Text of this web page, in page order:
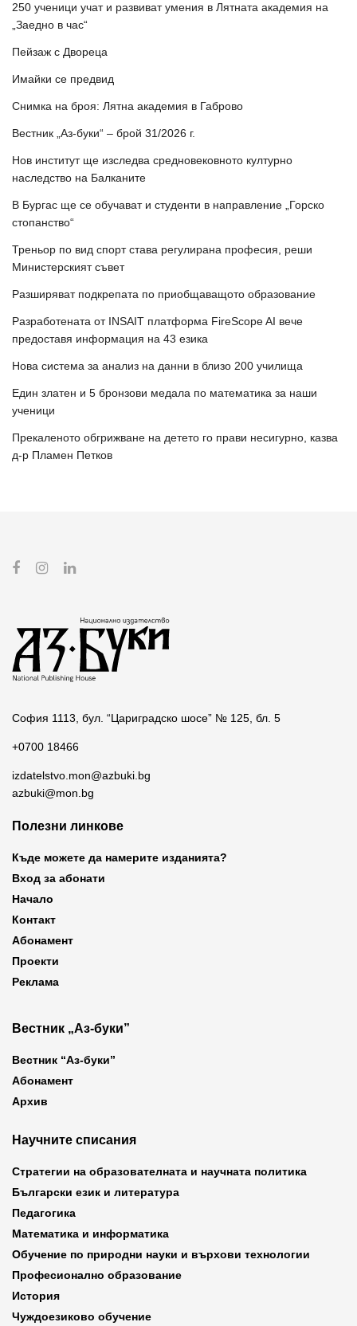
250 ученици учат и развиват умения в Лятната академия на
„Заедно в час“
Пейзаж с Двореца
Имайки се предвид
Снимка на броя: Лятна академия в Габрово
Вестник „Аз-буки“ – брой 31/2026 г.
Нов институт ще изследва средновековното културно
наследство на Балканите
В Бургас ще се обучават и студенти в направление „Горско
стопанство“
Треньор по вид спорт става регулирана професия, реши
Министерският съвет
Разширяват подкрепата по приобщаващото образование
Разработената от INSAIT платформа FireScope AI вече
предоставя информация на 43 езика
Нова система за анализ на данни в близо 200 училища
Един златен и 5 бронзови медала по математика за наши
ученици
Прекаленото обгрижване на детето го прави несигурно, казва
д-р Пламен Петков
София 1113, бул. “Цариградско шосе” № 125, бл. 5
+0700 18466
izdatelstvo.mon@azbuki.bg
azbuki@mon.bg
Полезни линкове
Къде можете да намерите изданията?
Вход за абонати
Начало
Контакт
Абонамент
Проекти
Реклама
Вестник „Аз-буки”
Вестник “Аз-буки”
Абонамент
Архив
Научните списания
Стратегии на образователната и научната политика
Български език и литература
Педагогика
Математика и информатика
Обучение по природни науки и върхови технологии
Професионално образование
История
Чуждоезиково обучение